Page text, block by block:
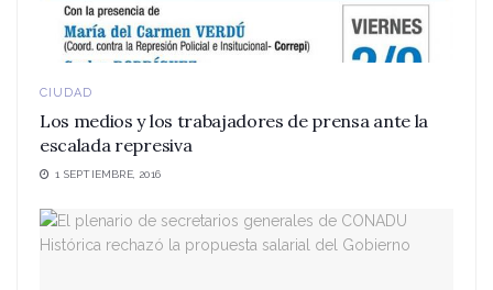
CIUDAD
Los medios y los trabajadores de prensa ante la
escalada represiva
1 SEPTIEMBRE, 2016